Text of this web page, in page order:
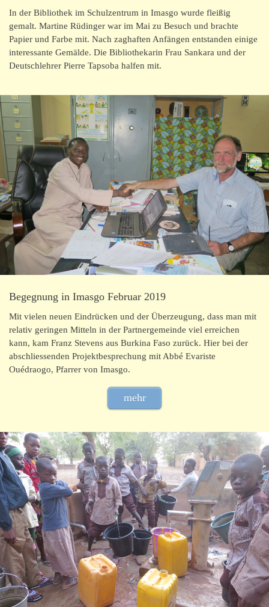
In der Bibliothek im Schulzentrum in Imasgo wurde fleißig
gemalt. Martine Rüdinger war im Mai zu Besuch und brachte
Papier und Farbe mit. Nach zaghaften Anfängen entstanden einige
interessante Gemälde. Die Bibliothekarin Frau Sankara und der
Deutschlehrer Pierre Tapsoba halfen mit.
Begegnung in Imasgo Februar 2019
Mit vielen neuen Eindrücken und der Überzeugung, dass man mit
relativ geringen Mitteln in der Partnergemeinde viel erreichen
kann, kam Franz Stevens aus Burkina Faso zurück. Hier bei der
abschliessenden Projektbesprechung mit Abbé Evariste
Ouédraogo, Pfarrer von Imasgo.
mehr